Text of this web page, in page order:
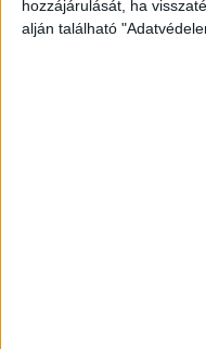
hozzájárulását, ha
alján található
Írta:Budapest Környéke
szerda: 12:31